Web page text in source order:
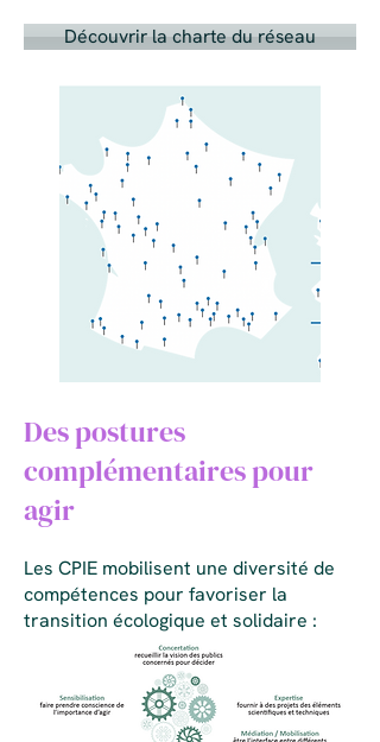
Découvrir la charte du réseau
Des postures
complémentaires pour
agir
Les CPIE mobilisent une diversité de
compétences pour favoriser la
transition écologique et solidaire :